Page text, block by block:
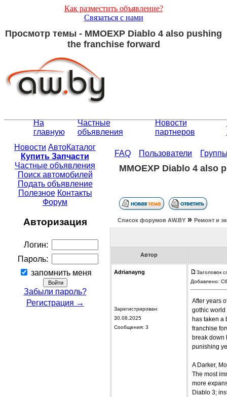
Как разместить объявление?
Связаться с нами
Просмотр темы - MMOEXP Diablo 4 also pushing
the franchise forward
На
главную
Частные
объявления
Новости
партнеров
Новости АвтоКаталог
Купить Запчасти
Частные объявления
Поиск автомобилей
Подать объявление
Полезное Контакты
Форум
Авторизация
Логин:
Пароль:
запомнить меня
Забыли пароль?
Регистрация →
FAQ Пользователи
MMOEXP Diablo 4 also
Список форумов АW.BY » Ремонт и
Автор
Adrianayng
Зарегистрирован:
30.08.2025
Сообщения: 3
Заголовок
Добавлено:
After years
gothic world
has taken a
franchise
break down
punishing
A Darker,
The most
more
Diablo 3;